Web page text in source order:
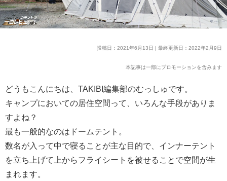
投稿日：2021年6月13日 | 最終更新日：2022年2月9日
本記事は一部にプロモーションを含みます
どうもこんにちは、TAKIBI編集部のむっしゅです。
キャンプにおいての居住空間って、いろんな手段がありま
すよね？
最も一般的なのはドームテント。
数名が入って中で寝ることが主な目的で、インナーテント
を立ち上げて上からフライシートを被せることで空間が生
まれます。